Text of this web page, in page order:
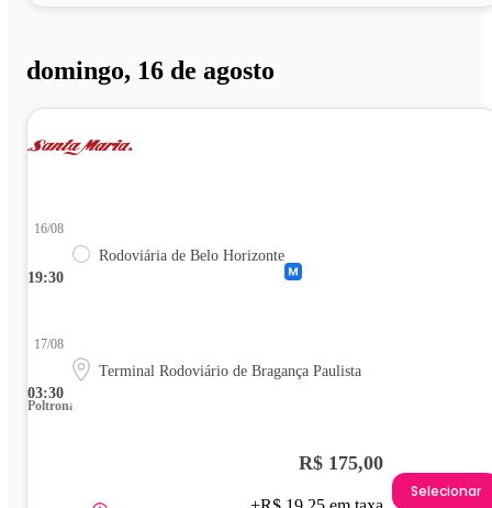
domingo, 16 de agosto
19:30
16/08
Rodoviária de Belo Horizonte
03:30
17/08
Terminal Rodoviário de Bragança Paulista
Poltrona
R$ 175,00
Selecionar